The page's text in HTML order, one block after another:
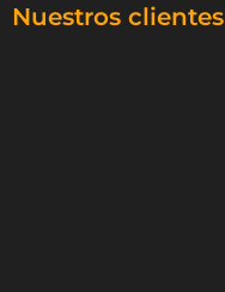
Nuestros clientes